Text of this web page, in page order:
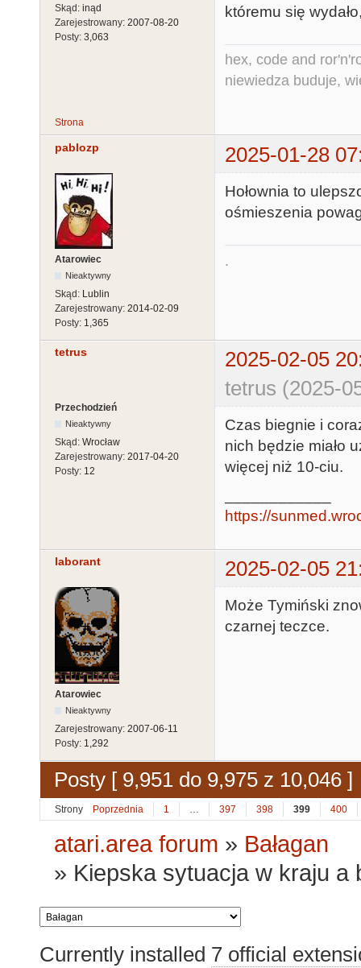
Skąd: inąd
Zarejestrowany: 2007-08-20
Posty: 3,063
któremu się
hex, code and
niewiedza buduje,
Strona
pablozp 2025-01-28
Atarowiec
Nieaktywny
Skąd: Lublin
Zarejestrowany: 2014-02-09
Posty: 1,365
Hołownia to
ośmieszenia
.
tetrus
2025-02-05
tetrus (2025-
Przechodzień
Nieaktywny
Skąd: Wrocław
Zarejestrowany: 2017-04-20
Posty: 12
Czas biegnie i
nich będzie miało
więcej niż 10-ciu.
https://
laborant 2025-02-05
Atarowiec
Nieaktywny
Zarejestrowany: 2007-06-11
Posty: 1,292
Może Tymiński
czarnej teczce.
Posty [ 9,951 do 9,975 z 10,046 ]
Strony Poprzednia 1 … 397 398 399 400
atari.area forum » Bałagan
» Kiepska sytuacja w kraju a
Currently installed 7 official